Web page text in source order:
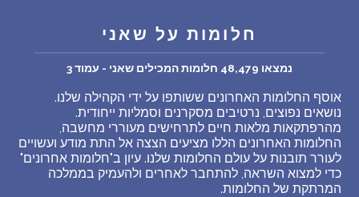
הסכם שימוש
2
חלומות על שאני
נמצאו 48,479 חלומות המכילים שאני - עמוד 3
אוסף החלומות האחרונים ששותפו על ידי הקהילה שלנו.
נושאים נפוצים, נרטיבים מסקרנים וסמליות ייחודית.
מהרפתקאות מלאות חיים לתרחישים מעוררי מחשבה,
החלומות האחרונים הללו מציעים הצצה אל התת מודע ועשויים
לעורר תובנות על עולם החלומות שלנו. עיון ב"חלומות אחרונים"
כדי למצוא השראה, להתחבר לאחרים ולהעמיק בממלכה
המרתקת של החלומות.